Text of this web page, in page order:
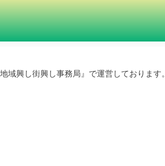
興し街興し事務局』で運営しております。